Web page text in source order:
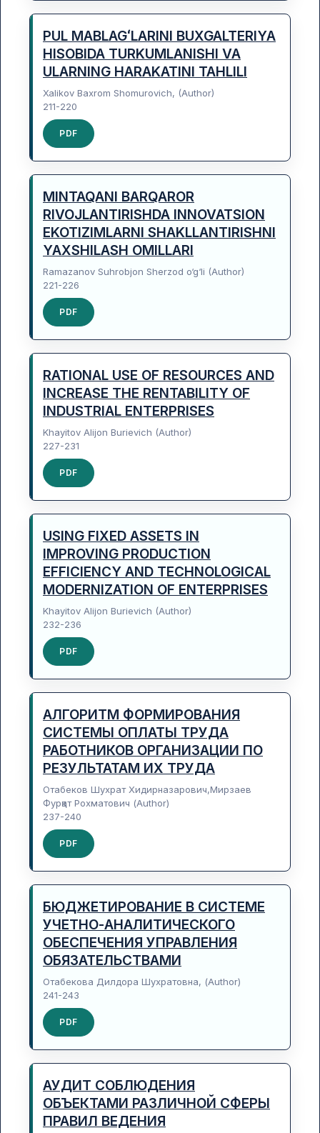
PUL MABLAGʻLARINI BUXGALTERIYA
HISOBIDA TURKUMLANISHI VA
ULARNING HARAKATINI TAHLILI
Xalikov Baxrom Shomurovich, (Author)
211-220
PDF
MINTAQANI BARQAROR
RIVOJLANTIRISHDA INNOVATSION
EKOTIZIMLARNI SHAKLLANTIRISHNI
YAXSHILASH OMILLARI
Ramazanov Suhrobjon Sherzod o‘g‘li (Author)
221-226
PDF
RATIONAL USE OF RESOURCES AND
INCREASE THE RENTABILITY OF
INDUSTRIAL ENTERPRISES
Khayitov Alijon Burievich (Author)
227-231
PDF
USING FIXED ASSETS IN
IMPROVING PRODUCTION
EFFICIENCY AND TECHNOLOGICAL
MODERNIZATION OF ENTERPRISES
Khayitov Alijon Burievich (Author)
232-236
PDF
АЛГОРИТМ ФОРМИРОВАНИЯ
СИСТЕМЫ ОПЛАТЫ ТРУДА
РАБОТНИКОВ ОРГАНИЗАЦИИ ПО
РЕЗУЛЬТАТАМ ИХ ТРУДА
Отабеков Шухрат Хидирназарович,Мирзаев
Фурқат Рохматович (Author)
237-240
PDF
БЮДЖЕТИРОВАНИЕ В СИСТЕМЕ
УЧЕТНО-АНАЛИТИЧЕСКОГО
ОБЕСПЕЧЕНИЯ УПРАВЛЕНИЯ
ОБЯЗАТЕЛЬСТВАМИ
Отабекова Дилдора Шухратовна, (Author)
241-243
PDF
АУДИТ СОБЛЮДЕНИЯ
ОБЪЕКТАМИ РАЗЛИЧНОЙ СФЕРЫ
ПРАВИЛ ВЕДЕНИЯ